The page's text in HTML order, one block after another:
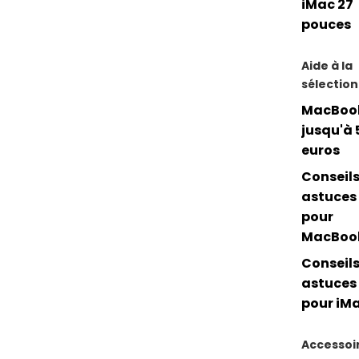
iMac 27
pouces
Aide à la
sélection
jusqu'à
euros
astuces
pour
astuces
pour